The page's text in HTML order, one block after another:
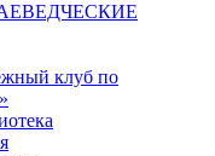
клуб по